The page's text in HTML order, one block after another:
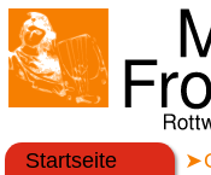
Startseite